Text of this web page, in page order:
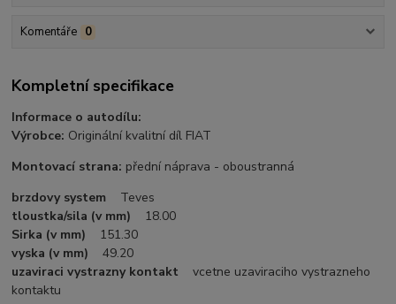
Komentáře 0
Kompletní specifikace
Informace o autodílu:
Výrobce: Originální kvalitní díl FIAT
Montovací strana: přední náprava - oboustranná
brzdovy system Teves
tloustka/sila (v mm)
18.00
Sirka (v mm)
151.30
vyska (v mm)
49.20
uzaviraci vystrazny kontakt
vcetne uzaviraciho vystrazneho
kontaktu